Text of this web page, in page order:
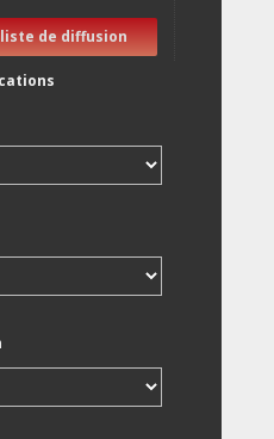
de diffusion